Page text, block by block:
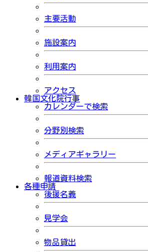
主要活動
施設案内
利用案内
アクセス
韓国文化院行事
カレンダーで検索
分野別検索
メディアギャラリー
報道資料検索
各種申請
後援名義
見学会
物品貸出